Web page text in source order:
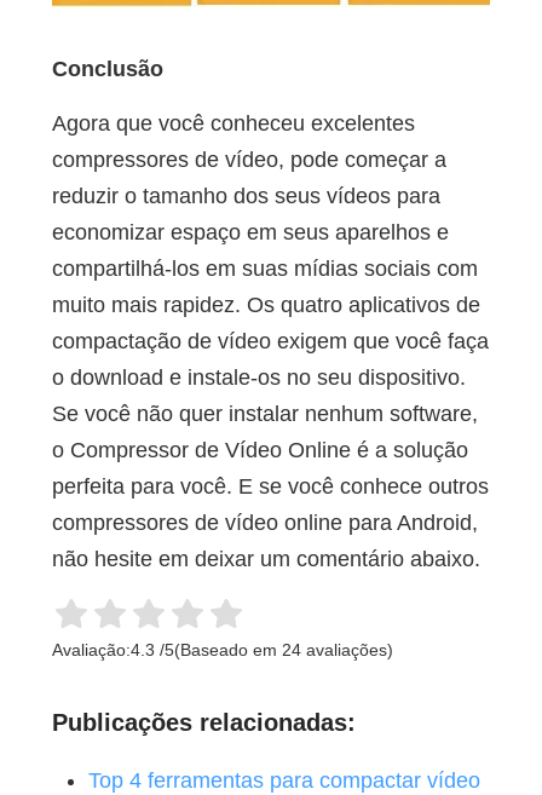
Conclusão
Agora que você conheceu excelentes
compressores de vídeo, pode começar a
reduzir o tamanho dos seus vídeos para
economizar espaço em seus aparelhos e
compartilhá-los em suas mídias sociais com
muito mais rapidez. Os quatro aplicativos de
compactação de vídeo exigem que você faça
o download e instale-os no seu dispositivo.
Se você não quer instalar nenhum software,
o Compressor de Vídeo Online é a solução
perfeita para você. E se você conhece outros
compressores de vídeo online para Android,
não hesite em deixar um comentário abaixo.
Avaliação:4.3 /5(Baseado em 24avaliações)
Publicações relacionadas:
Top 4 ferramentas para compactar vídeo